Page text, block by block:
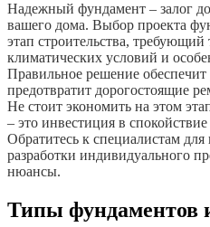
Надежный фундамент – залог
вашего дома. Выбор проекта
этап строительства, требующий
климатических условий и
Правильное решение обеспечит
предотвратит дорогостоящие
Не стоит экономить на этом
– это инвестиция в
Обратитесь к специалистам
разработки индивидуального
нюансы.
Типы фундаментов